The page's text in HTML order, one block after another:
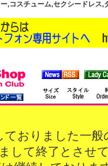
,コスチューム,セクシードレス
ておりました一
して終了とさせ